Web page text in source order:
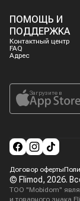
ПОМОЩЬ И
ПОДДЕРЖКА
Контактный центр
FAQ
Адрес
Загрузите в
Договор оферты
© Flimod, 2026.
ТОО "Mobidom"